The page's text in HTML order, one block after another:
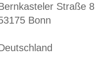
Straße 8
Bonn